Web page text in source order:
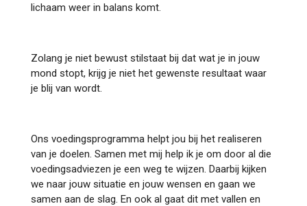
lichaam weer in balans komt.
Zolang je niet bewust stilstaat bij dat wat je in jouw
mond stopt, krijg je niet het gewenste resultaat waar
je blij van wordt.
Ons voedingsprogramma helpt jou bij het realiseren
van je doelen. Samen met mij help ik je om door al die
voedingsadviezen je een weg te wijzen. Daarbij kijken
we naar jouw situatie en jouw wensen en gaan we
samen aan de slag. En ook al gaat dit met vallen en